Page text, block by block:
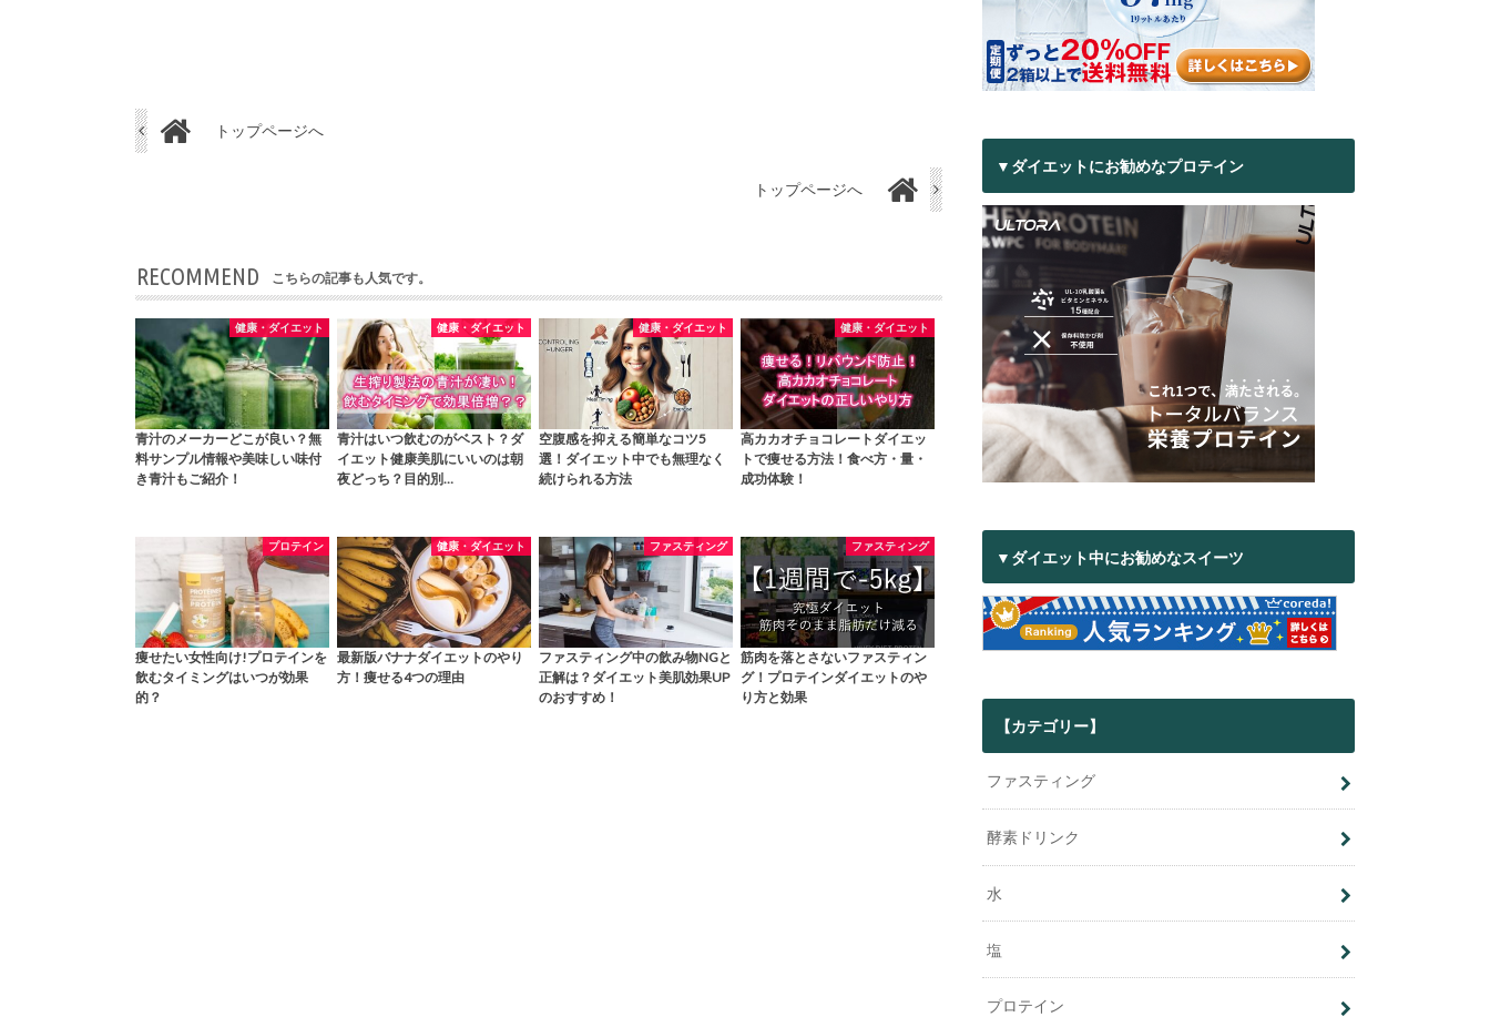
トップページへ
トップページへ
RECOMMEND こちらの記事も人気です。
健康・ダイエット
青汁のメーカーどこが良い？無
料サンプル情報や美味しい味付
き青汁もご紹介！
健康・ダイエット
青汁はいつ飲むのがベスト？ダ
イエット健康美肌にいいのは朝
夜どっち？目的別…
健康・ダイエット
空腹感を抑える簡単なコツ5
選！ダイエット中でも無理なく
続けられる方法
健康・ダイエット
高カカオチョコレートダイエッ
トで痩せる方法！食べ方・量・
成功体験！
プロテイン
痩せたい女性向け!プロテインを
飲むタイミングはいつが効果
的？
健康・ダイエット
最新版バナナダイエットのやり
方！痩せる4つの理由
ファスティング
ファスティング中の飲み物NGと
正解は？ダイエット美肌効果UP
のおすすめ！
ファスティング
筋肉を落とさないファスティン
グ！プロテインダイエットのや
り方と効果
▼ダイエットにお勧めなプロテイン
▼ダイエット中にお勧めなスイーツ
【カテゴリー】
ファスティング
酵素ドリンク
水
塩
プロテイン